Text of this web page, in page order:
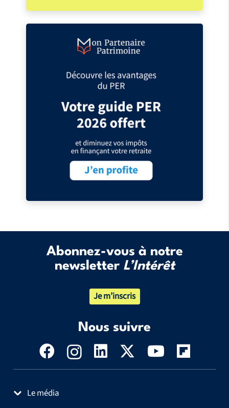
Abonnez-vous à notre
newsletter L’Intérêt
Je m’inscris
Nous suivre
Le média